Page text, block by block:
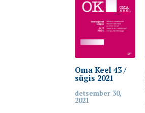
Oma Keel 43 /
sügis 2021
detsember 30,
2021